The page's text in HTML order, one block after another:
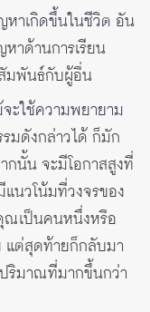
าเกิดขึ้นในชีวิต อัน
าด้านการเรียน
มพันธ์กับผู้อื่น
ะใช้ความพยายาม
มดังกล่าวได้ ก็มัก
กนั้น จะมีโอกาสสูงที่
นวโน้มที่วงจรของ
ณเป็นคนหนึ่งหรือ
แต่สุดท้ายก็กลับมา
ริมาณที่มากขึ้นกว่า